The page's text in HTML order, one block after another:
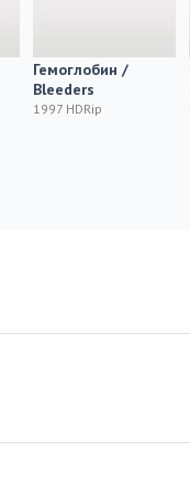
Гемоглобин /
Bleeders
1997 HDRip